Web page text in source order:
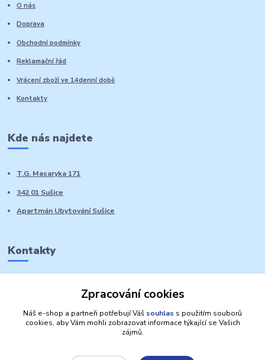
O nás
Doprava
Obchodní podmínky
Reklamační řád
Vrácení zboží ve 14denní době
Kontakty
Kde nás najdete
T.G. Masaryka 171
342 01 Sušice
Apartmán Ubytování Sušice
Kontakty
Zpracování cookies
Náš e-shop a partneři potřebují Váš souhlas s použitím souborů
cookies, aby Vám mohli zobrazovat informace týkající se Vašich
zájmů.